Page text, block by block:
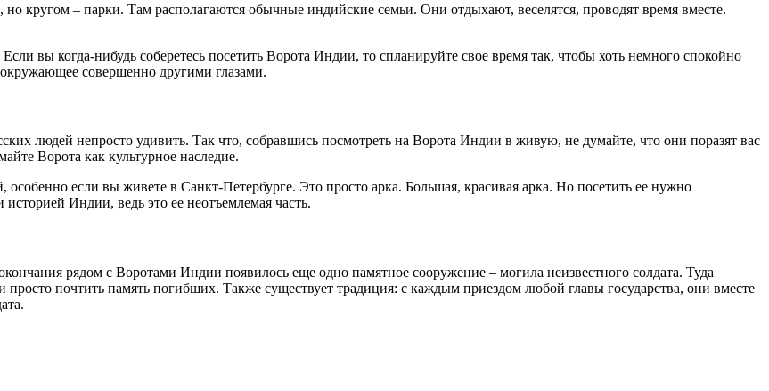
кругом – парки. Там располагаются обычные индийские семьи. Они отдыхают, веселятся, проводят время вместе.
вы когда-нибудь соберетесь посетить Ворота Индии, то спланируйте свое время так, чтобы хоть немного спокойно
совершенно другими глазами.
людей непросто удивить. Так что, собравшись посмотреть на Ворота Индии в живую, не думайте, что они поразят вас
Ворота как культурное наследие.
если вы живете в Санкт-Петербурге. Это просто арка. Большая, красивая арка. Но посетить ее нужно
Индии, ведь это ее неотъемлемая часть.
рядом с Воротами Индии появилось еще одно памятное сооружение – могила неизвестного солдата. Туда
почтить память погибших. Также существует традиция: с каждым приездом любой главы государства, они вместе